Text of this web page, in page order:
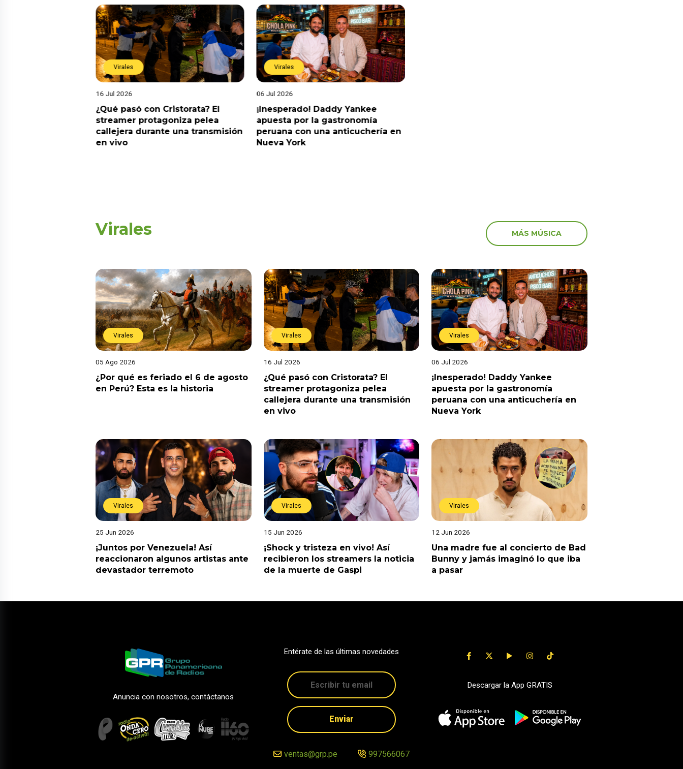
Virales
16 Jul 2026
¿Qué pasó con Cristorata? El
streamer protagoniza pelea
callejera durante una transmisión
en vivo
Virales
06 Jul 2026
¡Inesperado! Daddy Yankee
apuesta por la gastronomía
peruana con una anticuchería en
Nueva York
Virales MÁS MÚSICA
Virales
05 Ago 2026
¿Por qué es feriado el 6 de agosto
en Perú? Esta es la historia
Virales
16 Jul 2026
¿Qué pasó con Cristorata? El
streamer protagoniza pelea
callejera durante una transmisión
en vivo
Virales
06 Jul 2026
¡Inesperado! Daddy Yankee
apuesta por la gastronomía
peruana con una anticuchería en
Nueva York
Virales
25 Jun 2026
¡Juntos por Venezuela! Así
reaccionaron algunos artistas ante
devastador terremoto
Virales
15 Jun 2026
¡Shock y tristeza en vivo! Así
recibieron los streamers la noticia
de la muerte de Gaspi
Virales
12 Jun 2026
Una madre fue al concierto de Bad
Bunny y jamás imaginó lo que iba
a pasar
Anuncia con nosotros, contáctanos
Entérate de las últimas novedades
Enviar
ventas@grp.pe 997566067
Descargar la App GRATIS